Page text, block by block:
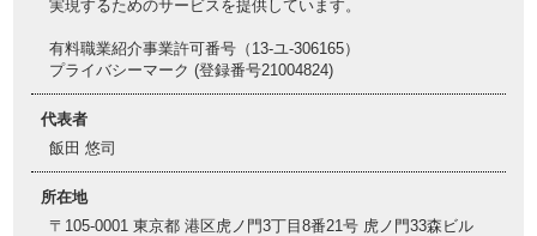
実現するためのサービスを提供しています。
有料職業紹介事業許可番号（13-ユ-306165）
プライバシーマーク (登録番号21004824)
代表者
飯田 悠司
所在地
〒105-0001 東京都 港区虎ノ門3丁目8番21号 虎ノ門33森ビル